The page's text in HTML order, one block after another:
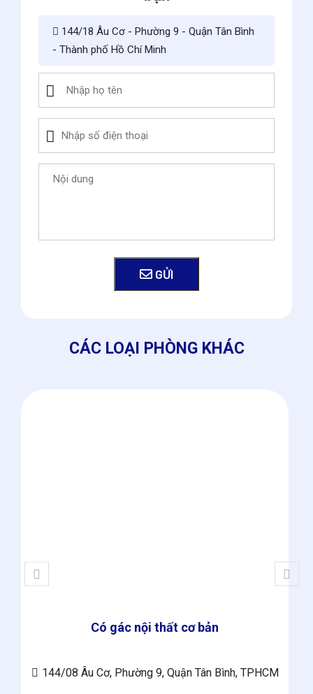
144/18 Âu Cơ - Phường 9 - Quận Tân Bình
- Thành phố Hồ Chí Minh
GỬI
CÁC LOẠI PHÒNG KHÁC
Có gác nội thất cơ bản
144/08 Âu Cơ, Phường 9, Quận Tân Bình, TPHCM